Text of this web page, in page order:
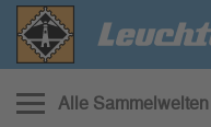
Alle Sammelwelten